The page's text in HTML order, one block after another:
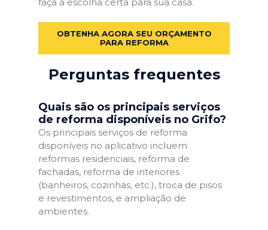
OBTENHA AGORA SEU ORÇAMENTO
PARA REFORMA
Perguntas frequentes
Quais são os principais serviços
de reforma disponíveis no Grifo?
Os principais serviços de reforma
disponíveis no aplicativo incluem
reformas residenciais, reforma de
fachadas, reforma de interiores
(banheiros, cozinhas, etc.), troca de pisos
e revestimentos, e ampliação de
ambientes.